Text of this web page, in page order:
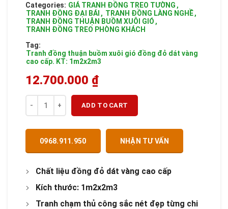
Categories: GIÁ TRANH ĐỒNG TREO TƯỜNG ,
TRANH ĐỒNG ĐẠI BÁI , TRANH ĐỒNG LÀNG NGHỀ,
TRANH ĐỒNG THUẬN BUỒM XUÔI GIÓ ,
TRANH ĐỒNG TREO PHÒNG KHÁCH
Tag:
Tranh đồng thuận buồm xuôi gió đồng đỏ dát vàng
cao cấp. KT: 1m2x2m3
12.700.000 ₫
ADD TO CART
0968.911.950 NHẬN TƯ VẤN
Chất liệu đồng đỏ dát vàng cao cấp
Kích thước: 1m2x2m3
Tranh chạm thủ công sắc nét đẹp từng chi